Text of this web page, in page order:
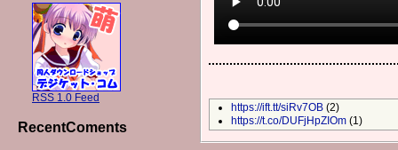
https://ift.tt/siRv7OB (2)
https://t.co/DUFjHpZIOm (1)
RSS 1.0 Feed
RecentComents